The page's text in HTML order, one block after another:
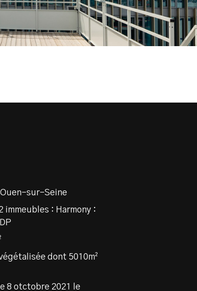
sur-Seine
immeubles : Harmony :
dont 5010m²
8 otctobre 2021 le